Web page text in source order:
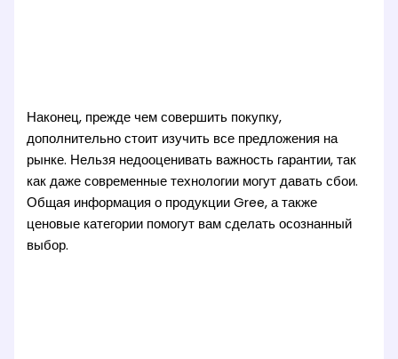
Наконец, прежде чем совершить покупку,
дополнительно стоит изучить все предложения на
рынке. Нельзя недооценивать важность гарантии, так
как даже современные технологии могут давать сбои.
Общая информация о продукции Gree, а также
ценовые категории помогут вам сделать осознанный
выбор.